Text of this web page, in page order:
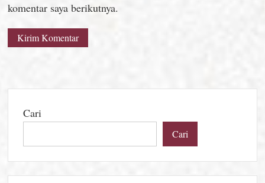
komentar saya berikutnya.
Cari
Cari